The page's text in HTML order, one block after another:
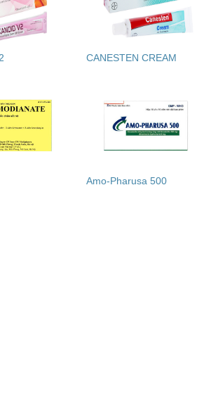
CANESTEN CREAM
Amo-Pharusa 500